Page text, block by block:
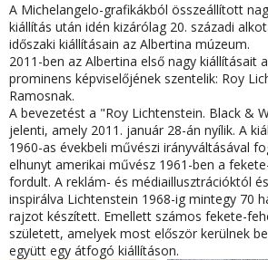
A Michelangelo-grafikákból összeállított
kiállítás után idén kizárólag 20. századi
időszaki kiállításain az Albertina múzeum.
2011-ben az Albertina első nagy kiállításait
prominens képviselőjének szentelik: Roy
Ramosnak.
A bevezetést a "Roy Lichtenstein. Black &
jelenti, amely 2011. január 28-án nyílik. A
1960-as évekbeli művészi irányváltásával
elhunyt amerikai művész 1961-ben a
fordult. A reklám- és médiaillusztrációktól
inspirálva Lichtenstein 1968-ig mintegy 70
rajzot készített. Emellett számos fekete-
született, amelyek most először kerülnek
együtt egy átfogó kiállításon.